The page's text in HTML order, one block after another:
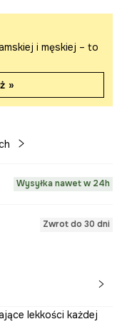
i męskiej – to
»
Wysyłka nawet w 24h
Zwrot do 30 dni
lekkości każdej